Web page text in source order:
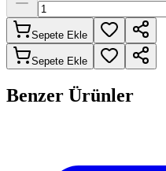
Sepete Ekle
Sepete Ekle
Benzer Ürünler